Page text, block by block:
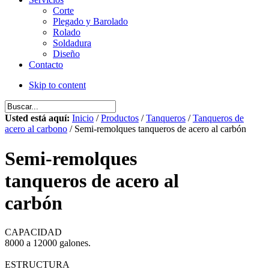
Corte
Plegado y Barolado
Rolado
Soldadura
Diseño
Contacto
Skip to content
Usted está aquí: Inicio /Productos /Tanqueros /Tanqueros de
acero al carbono / Semi-remolques tanqueros de acero al carbón
Semi-remolques
tanqueros de acero al
carbón
CAPACIDAD
8000 a 12000 galones.
ESTRUCTURA